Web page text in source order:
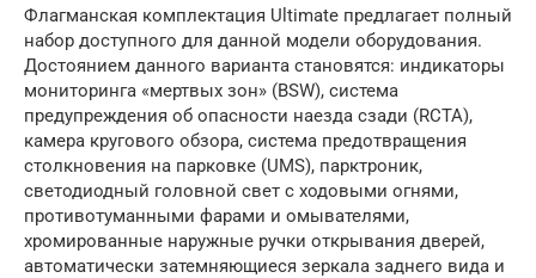
Флагманская комплектация Ultimate предлагает полный
набор доступного для данной модели оборудования.
Достоянием данного варианта становятся: индикаторы
мониторинга «мертвых зон» (BSW), система
предупреждения об опасности наезда сзади (RCTA),
камера кругового обзора, система предотвращения
столкновения на парковке (UMS), парктроник,
светодиодный головной свет с ходовыми огнями,
противотуманными фарами и омывателями,
хромированные наружные ручки открывания дверей,
автоматически затемняющиеся зеркала заднего вида и